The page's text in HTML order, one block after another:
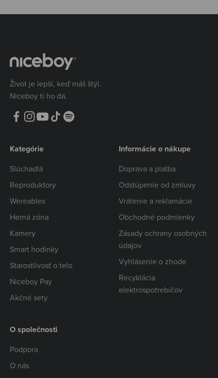
Život je lepší, keď máš štýl.
Niceboy ti ho dá.
Kategórie
Slúchadlá
Reproduktory
Wereables
Herná zóna
Kamery
Smart hodinky
Starostlivosť o telo
Niceboy Pay
Akčné sety
Informácie o nákupe
Doprava a platba
Odstúpenie od zmluvy
Vrátenie a reklamácie
Obchodné podmienky
Zásady ochrany osobných
údajov
Vyhlásenie o zhode
Recyklácia
elektrospotrebičov
O společnosti
Podpora
O nás